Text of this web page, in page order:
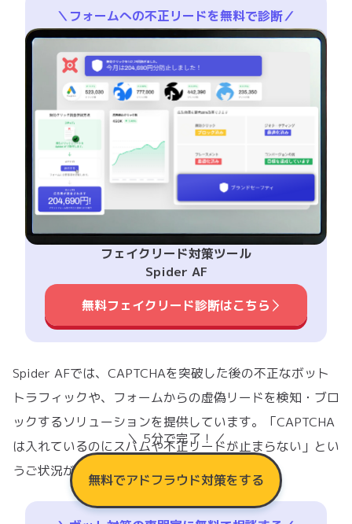
＼フォームへの不正リードを無料で診断／
フェイクリード対策ツール
Spider AF
無料フェイクリード診断はこちら
Spider AFでは、CAPTCHAを突破した後の不正なボット
トラフィックや、フォームからの虚偽リードを検知・ブロ
ックするソリューションを提供しています。「CAPTCHA
は入れているのにスパムや不正リードが止まらない」とい
うご状況があれば、ぜひご相談ください。
＼ 5分で完了！／
無料でアドフラウド対策をする